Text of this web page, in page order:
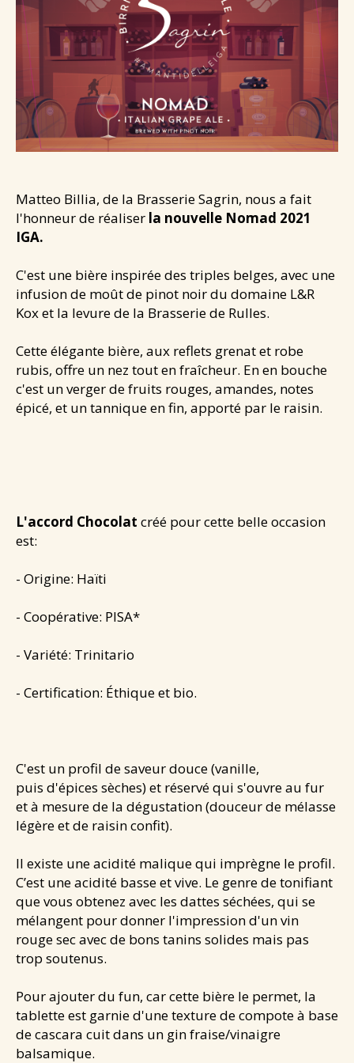
Santé & douceurs
Les cafés de Jean
Les tablettes de Jean
NEWS
CONTACT
Matteo Billia, de la Brasserie Sagrin, nous a fait
l'honneur de réaliser la nouvelle Nomad 2021
IGA.
C'est une bière inspirée des triples belges, avec une
infusion de moût de pinot noir du domaine L&R
Kox et la levure de la Brasserie de Rulles.
Cette élégante bière, aux reflets grenat et robe
rubis, offre un nez tout en fraîcheur. En en bouche
c'est un verger de fruits rouges, amandes, notes
épicé, et un tannique en fin, apporté par le raisin.
L'accord Chocolat créé pour cette belle occasion
est:
- Origine: Haïti
- Coopérative: PISA*
- Variété: Trinitario
- Certification: Éthique et bio.
C'est un profil de saveur douce (vanille,
puis d'épices sèches) et réservé qui s'ouvre au fur
et à mesure de la dégustation (douceur de mélasse
légère et de raisin confit).
Il existe une acidité malique qui imprègne le profil.
C’est une acidité basse et vive. Le genre de tonifiant
que vous obtenez avec les dattes séchées, qui se
mélangent pour donner l'impression d'un vin
rouge sec avec de bons tanins solides mais pas
trop soutenus.
Pour ajouter du fun, car cette bière le permet, la
tablette est garnie d'une texture de compote à base
de cascara cuit dans un gin fraise/vinaigre
balsamique.